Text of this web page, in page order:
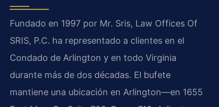
Fundado en 1997 por Mr. Sris, Law Offices Of
SRIS, P.C. ha representado a clientes en el
Condado de Arlington y en todo Virginia
durante más de dos décadas. El bufete
mantiene una ubicación en Arlington—en 1655